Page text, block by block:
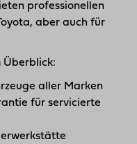
professionellen
aber auch für
Überblick:
aller Marken
für servicierte